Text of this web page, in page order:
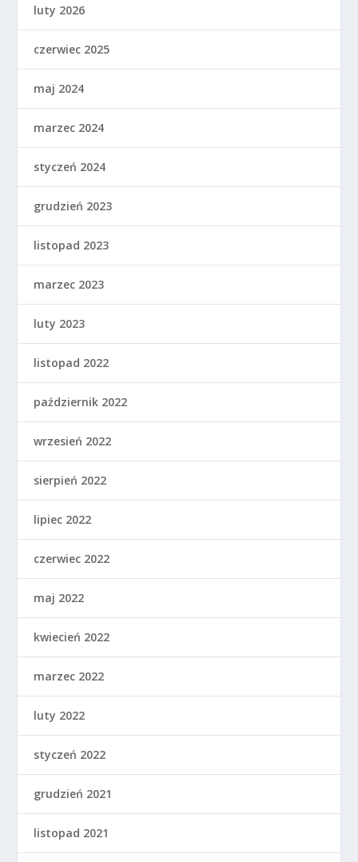
luty 2026
czerwiec 2025
maj 2024
marzec 2024
styczeń 2024
grudzień 2023
listopad 2023
marzec 2023
luty 2023
listopad 2022
październik 2022
wrzesień 2022
sierpień 2022
lipiec 2022
czerwiec 2022
maj 2022
kwiecień 2022
marzec 2022
luty 2022
styczeń 2022
grudzień 2021
listopad 2021